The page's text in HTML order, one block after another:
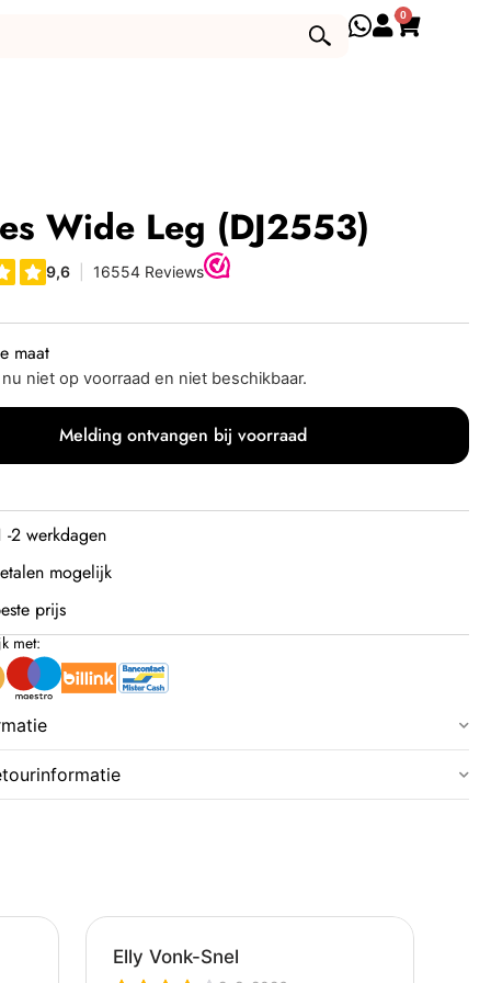
0
Wide Leg (DJ2553)
maat
niet op voorraad en niet beschikbaar.
Melding ontvangen bij voorraad
-2 werkdagen
mogelijk
prijs
met: